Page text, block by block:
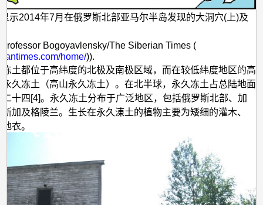
示2014年7月在俄罗斯北部亚马尔半岛发现的大洞穴(上)及
Bogoyavlensky/The Siberian Times (
home/)).
土都位于高纬度的北极及南极区域，而在较低纬度地区的高
久冻土（高山永久冻土）。在北半球，永久冻土占总陆地面
十四[4]。永久冻土分布于广泛地区，包括俄罗斯北部、加
加及格陵兰。生长在永久涷土的植物主要为矮细的灌木、
衣。